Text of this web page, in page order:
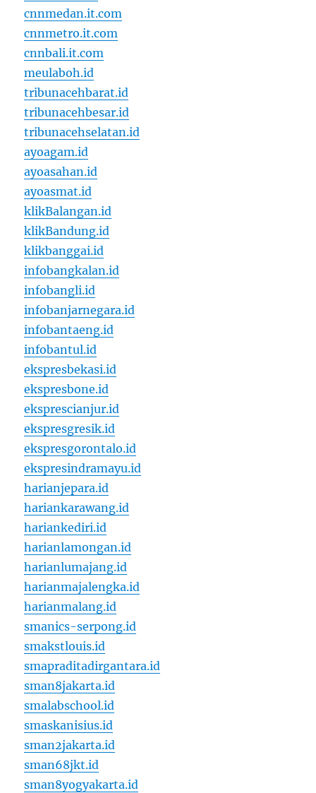
cnnmedan.it.com
cnnmetro.it.com
cnnbali.it.com
meulaboh.id
tribunacehbarat.id
tribunacehbesar.id
tribunacehselatan.id
ayoagam.id
ayoasahan.id
ayoasmat.id
klikBalangan.id
klikBandung.id
klikbanggai.id
infobangkalan.id
infobangli.id
infobanjarnegara.id
infobantaeng.id
infobantul.id
ekspresbekasi.id
ekspresbone.id
eksprescianjur.id
ekspresgresik.id
ekspresgorontalo.id
ekspresindramayu.id
harianjepara.id
hariankarawang.id
hariankediri.id
harianlamongan.id
harianlumajang.id
harianmajalengka.id
harianmalang.id
smanics-serpong.id
smakstlouis.id
smapraditadirgantara.id
sman8jakarta.id
smalabschool.id
smaskanisius.id
sman2jakarta.id
sman68jkt.id
sman8yogyakarta.id